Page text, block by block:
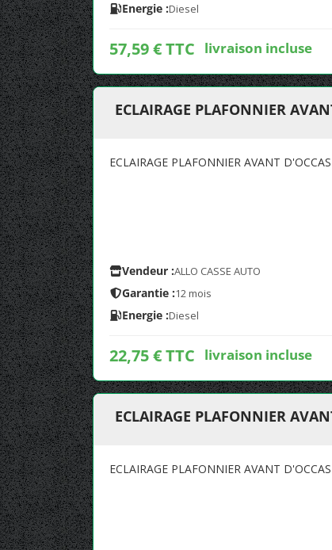
Energie :Diesel
57,59 € TTC livraison incluse
ECLAIRAGE PLAFONNIER
ECLAIRAGE PLAFONNIER AVANT
Vendeur :ALLO CASSE AUTO
Garantie :12 mois
Energie :Diesel
22,75 € TTC livraison incluse
ECLAIRAGE PLAFONNIER
ECLAIRAGE PLAFONNIER AVANT